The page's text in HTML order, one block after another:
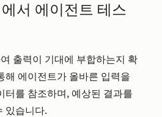
서 에이전트 테스
출력이 기대에 부합하는지 확
해 에이전트가 올바른 입력을
터를 참조하며, 예상된 결과를
있습니다.